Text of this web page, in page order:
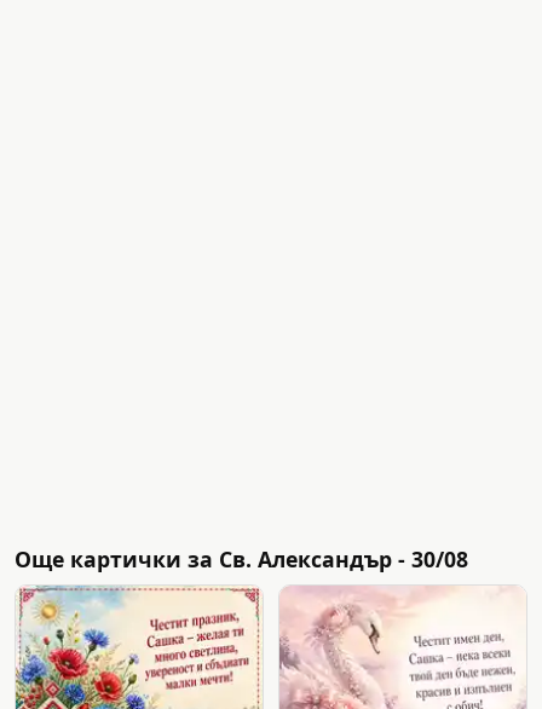
Още картички за Св. Александър - 30/08